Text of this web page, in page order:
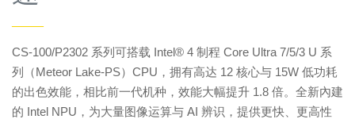
——
CS-100/P2302 系列可搭载 Intel® 4 制程 Core Ultra 7/5/3 U 系
列（Meteor Lake-PS）CPU，拥有高达 12 核心与 15W 低功耗
的出色效能，相比前一代机种，效能大幅提升 1.8 倍。全新內建
的 Intel NPU，为大量图像运算与 AI 辨识，提供更快、更高性